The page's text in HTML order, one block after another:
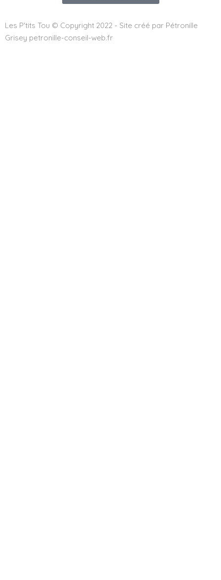
Les P'tits Tou © Copyright 2022 - Site créé par Pétronille
Grisey petronille-conseil-web.fr